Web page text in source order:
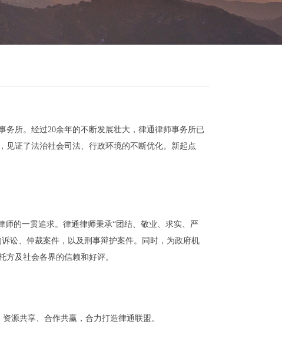
务所。经过20余年的不断发展壮大，律通律师事务所已
见证了法治社会司法、行政环境的不断优化。新起点
的一贯追求。律通律师秉承“团结、敬业、求实、严
讼、仲裁案件，以及刑事辩护案件。同时，为政府机
及社会各界的信赖和好评。
源共享、合作共赢，合力打造律通联盟。